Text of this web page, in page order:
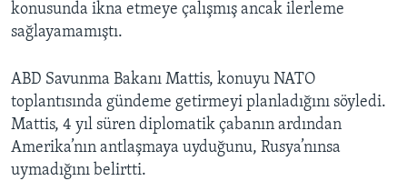
konusunda ikna etmeye çalışmış ancak ilerleme
sağlayamamıştı.
ABD Savunma Bakanı Mattis, konuyu NATO
toplantısında gündeme getirmeyi planladığını söyledi.
Mattis, 4 yıl süren diplomatik çabanın ardından
Amerika’nın antlaşmaya uyduğunu, Rusya’nınsa
uymadığını belirtti.